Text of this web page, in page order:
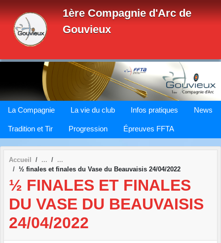
1ère Compagnie d'Arc de
Gouvieux
La Compagnie La vie du club Infos pratiques News
Tradition et Tir Progression Épreuves FFTA
Accueil
½ finales et finales du Vase du Beauvaisis 24/04/2022
½ FINALES ET FINALES
DU VASE DU BEAUVAISIS
24/04/2022